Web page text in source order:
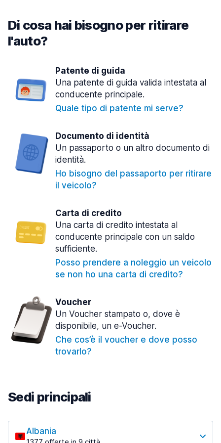
Di cosa hai bisogno per ritirare
l'auto?
Patente di guida
Una patente di guida valida intestata al
conducente principale.
Quale tipo di patente mi serve?
Documento di identità
Un passaporto o un altro documento di
identità.
Ho bisogno del passaporto per ritirare
il veicolo?
Carta di credito
Una carta di credito intestata al
conducente principale con un saldo
sufficiente.
Posso prendere a noleggio un veicolo
se non ho una carta di credito?
Voucher
Un Voucher stampato o, dove è
disponibile, un e-Voucher.
Che cos’è il voucher e dove posso
trovarlo?
Sedi principali
Albania